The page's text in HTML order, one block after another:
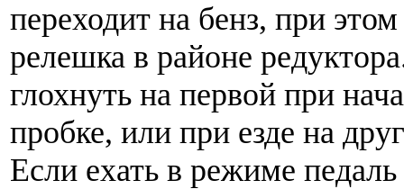
переходит на бенз, при
релешка в районе
глохнуть на первой при
пробке, или при езде на
Если ехать в режиме педаль